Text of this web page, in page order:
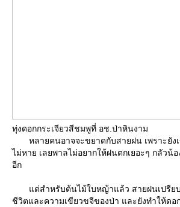
ทุ่งดอกกระเจียวสีชมพูที่ อช.ป่าหินงาม
หลายคนอาจจะขยาดกับสายฝน เพราะยัง
ไม่หาย เลยพาลไม่อยากให้ฝนตกเยอะๆ กลัวน้
อีก
ต่สำหรับต้นไม้ใบหญ้าแล้ว สายฝนเปรีย
ชีวิตและความเขียวขจีของป่า และยังทำให้ดอ